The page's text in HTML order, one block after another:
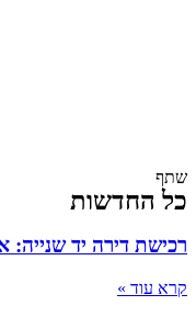
שתף
כל החדשות
רכישת דירה יד שנייה:
קרא עוד »